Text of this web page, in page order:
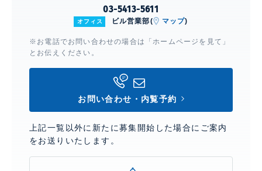
03-5413-5611
オフィス ビル営業部( マップ)
※お電話でお問い合わせの場合は「ホームページを見て」
とお伝えください。
お問い合わせ・内覧予約
上記一覧以外に新たに募集開始した場合にご案内
をお送りいたします。